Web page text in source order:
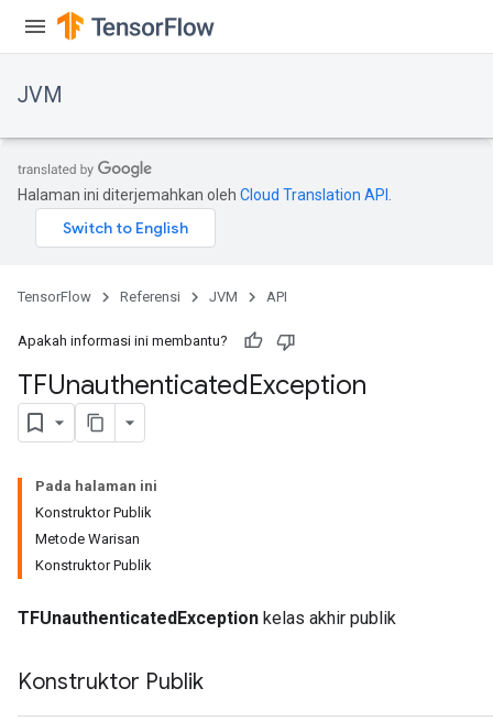
JVM
Halaman ini diterjemahkan oleh Cloud Translation API
TensorFlow Referensi JVM API
Apakah informasi ini membantu?
TFUnauthenticatedException
Pada halaman ini
Konstruktor Publik
Metode Warisan
Konstruktor Publik
TFUnauthenticatedException kelas akhir publik
Konstruktor Publik